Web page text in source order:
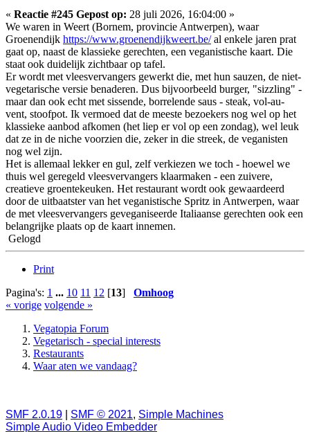
« Reactie #245 Gepost op: 28 juli 2026, 16:04:00 »
We waren in Weert (Bornem, provincie Antwerpen), waar
Groenendijk https://www.groenendijkweert.be/al enkele jaren prat
gaat op, naast de klassieke gerechten, een veganistische kaart. Die
staat ook duidelijk zichtbaar op tafel.
Er wordt met vleesvervangers gewerkt die, met hun sauzen, de niet-
vegetarische versie benaderen. Dus bijvoorbeeld burger, "sizzling" -
maar dan ook echt met sissende, borrelende saus - steak, vol-au-
vent, stoofpot. Ik vermoed dat de meeste bezoekers nog wel op het
klassieke aanbod afkomen (het liep er vol op een zondag), wel leuk
dat ze in de niche voorzien die, zeker in die streek, de veganisten
nog wel zijn.
Het is allemaal lekker en gul, zelf verkiezen we toch - hoewel we
thuis wel geregeld vleesvervangers klaarmaken - een zuivere,
creatieve groentekeuken. Het restaurant wordt ook gewaardeerd
door de uitbaatster van het veganistische Spritz in Antwerpen, waar
de met vleesvervangers geveganiseerde Italiaanse gerechten ook een
belangrijke plaats op de kaart innemen.
Gelogd
Print
Pagina's: 1 ... 10 11 12 [13] Omhoog
« vorige volgende »
Vegatopia Forum
Vegetarisch - special interests
Restaurants
Waar aten we vandaag?
SMF 2.0.19 SMF © 2021, Simple Machines
Simple Audio Video Embedder